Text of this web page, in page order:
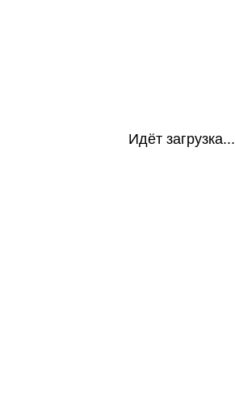
Идёт загрузка...